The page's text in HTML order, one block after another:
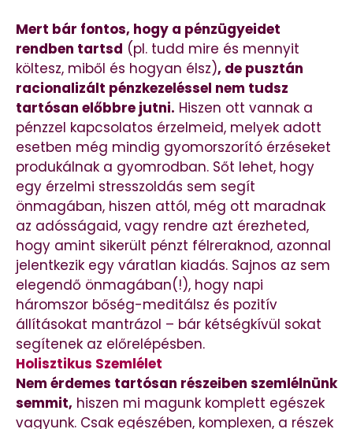
Mert bár fontos, hogy a pénzügyeidet
rendben tartsd (pl. tudd mire és mennyit
költesz, miből és hogyan élsz), de pusztán
racionalizált pénzkezeléssel nem tudsz
tartósan előbbre jutni. Hiszen ott vannak a
pénzzel kapcsolatos érzelmeid, melyek adott
esetben még mindig gyomorszorító érzéseket
produkálnak a gyomrodban. Sőt lehet, hogy
egy érzelmi stresszoldás sem segít
önmagában, hiszen attól, még ott maradnak
az adósságaid, vagy rendre azt érezheted,
hogy amint sikerült pénzt félreraknod, azonnal
jelentkezik egy váratlan kiadás. Sajnos az sem
elegendő önmagában(!), hogy napi
háromszor bőség-meditálsz és pozitív
állításokat mantrázol – bár kétségkívül sokat
segítenek az előrelépésben.
Holisztikus Szemlélet
Nem érdemes tartósan részeiben szemlélnünk
semmit, hiszen mi magunk komplett egészek
vagyunk. Csak egészében, komplexen, a részek